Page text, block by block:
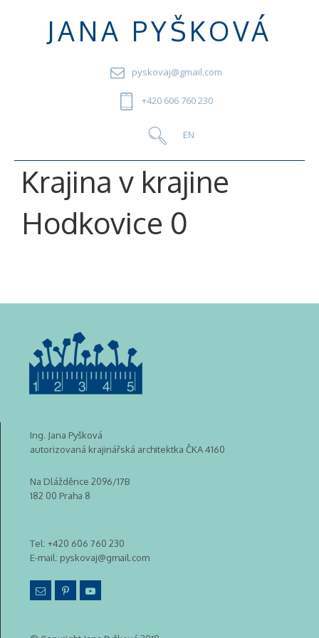
JANA PYŠKOVÁ
pyskovaj@gmail.com
+420 606 760 230
Krajina v krajine
Hodkovice 0
Ing. Jana Pyšková
autorizovaná krajinářská architektka ČKA 4160
Na Dlážděnce 2096/17B
182 00 Praha 8
Tel: +420 606 760 230
E-mail: pyskovaj@gmail.com